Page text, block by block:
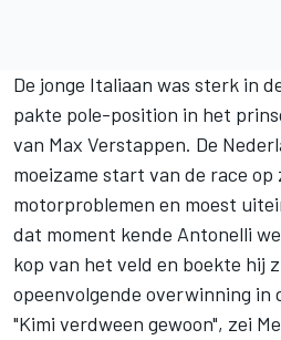
De jonge Italiaan was sterk in
pakte pole-position in het
van Max Verstappen. De
moeizame start van de race op
motorproblemen en moest
dat moment kende Antonelli
kop van het veld en boekte hij
opeenvolgende overwinning in
"Kimi verdween gewoon", zei